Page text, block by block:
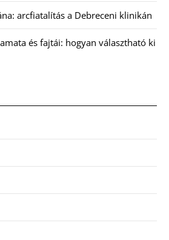
arcfiatalítás a Debreceni klinikán
és fajtái: hogyan választható ki